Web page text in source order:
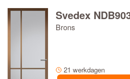
Svedex
Brons
21 werkdagen